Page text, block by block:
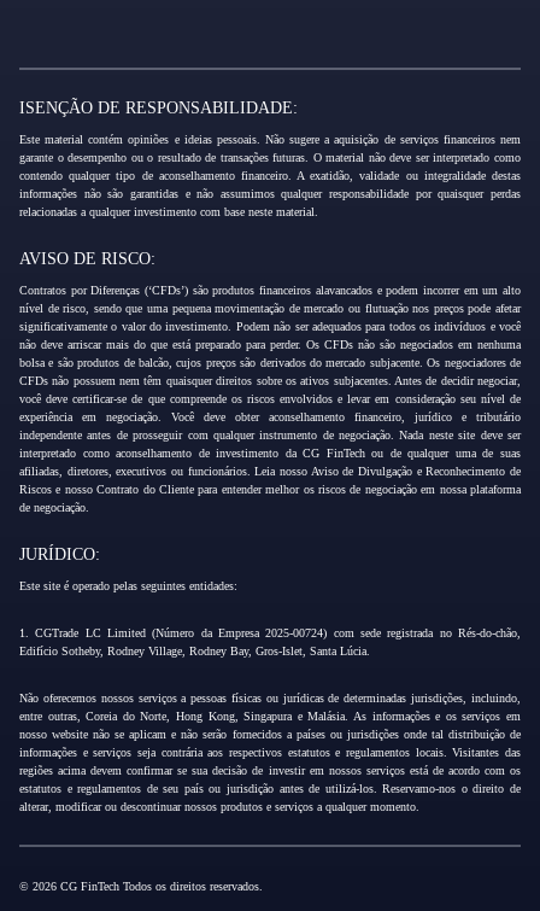
ISENÇÃO DE RESPONSABILIDADE:
Este material contém opiniões e ideias pessoais. Não sugere a aquisição de serviços financeiros nem
garante o desempenho ou o resultado de transações futuras. O material não deve ser interpretado como
contendo qualquer tipo de aconselhamento financeiro. A exatidão, validade ou integralidade destas
informações não são garantidas e não assumimos qualquer responsabilidade por quaisquer perdas
relacionadas a qualquer investimento com base neste material.
AVISO DE RISCO:
Contratos por Diferenças (‘CFDs’) são produtos financeiros alavancados e podem incorrer em um alto
nível de risco, sendo que uma pequena movimentação de mercado ou flutuação nos preços pode afetar
significativamente o valor do investimento. Podem não ser adequados para todos os indivíduos e você
não deve arriscar mais do que está preparado para perder. Os CFDs não são negociados em nenhuma
bolsa e são produtos de balcão, cujos preços são derivados do mercado subjacente. Os negociadores de
CFDs não possuem nem têm quaisquer direitos sobre os ativos subjacentes. Antes de decidir negociar,
você deve certificar-se de que compreende os riscos envolvidos e levar em consideração seu nível de
experiência em negociação. Você deve obter aconselhamento financeiro, jurídico e tributário
independente antes de prosseguir com qualquer instrumento de negociação. Nada neste site deve ser
interpretado como aconselhamento de investimento da CG FinTech ou de qualquer uma de suas
afiliadas, diretores, executivos ou funcionários. Leia nosso Aviso de Divulgação e Reconhecimento de
Riscos e nosso Contrato do Cliente para entender melhor os riscos de negociação em nossa plataforma
de negociação.
JURÍDICO:
Este site é operado pelas seguintes entidades:
1. CGTrade LC Limited (Número da Empresa 2025-00724) com sede registrada no Rés-do-chão,
Edifício Sotheby, Rodney Village, Rodney Bay, Gros-Islet, Santa Lúcia.
Não oferecemos nossos serviços a pessoas físicas ou jurídicas de determinadas jurisdições, incluindo,
entre outras, Coreia do Norte, Hong Kong, Singapura e Malásia. As informações e os serviços em
nosso website não se aplicam e não serão fornecidos a países ou jurisdições onde tal distribuição de
informações e serviços seja contrária aos respectivos estatutos e regulamentos locais. Visitantes das
regiões acima devem confirmar se sua decisão de investir em nossos serviços está de acordo com os
estatutos e regulamentos de seu país ou jurisdição antes de utilizá-los. Reservamo-nos o direito de
alterar, modificar ou descontinuar nossos produtos e serviços a qualquer momento.
© 2026 CG FinTech Todos os direitos reservados.